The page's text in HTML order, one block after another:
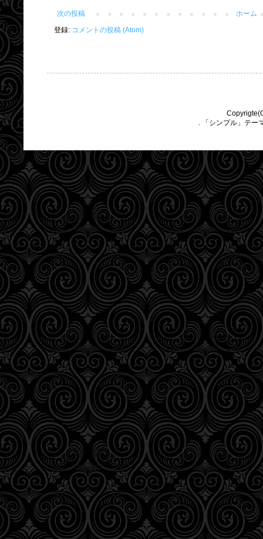
次の投稿
ホーム
登録: コメントの投稿 (Atom)
. 「シンプル」テー